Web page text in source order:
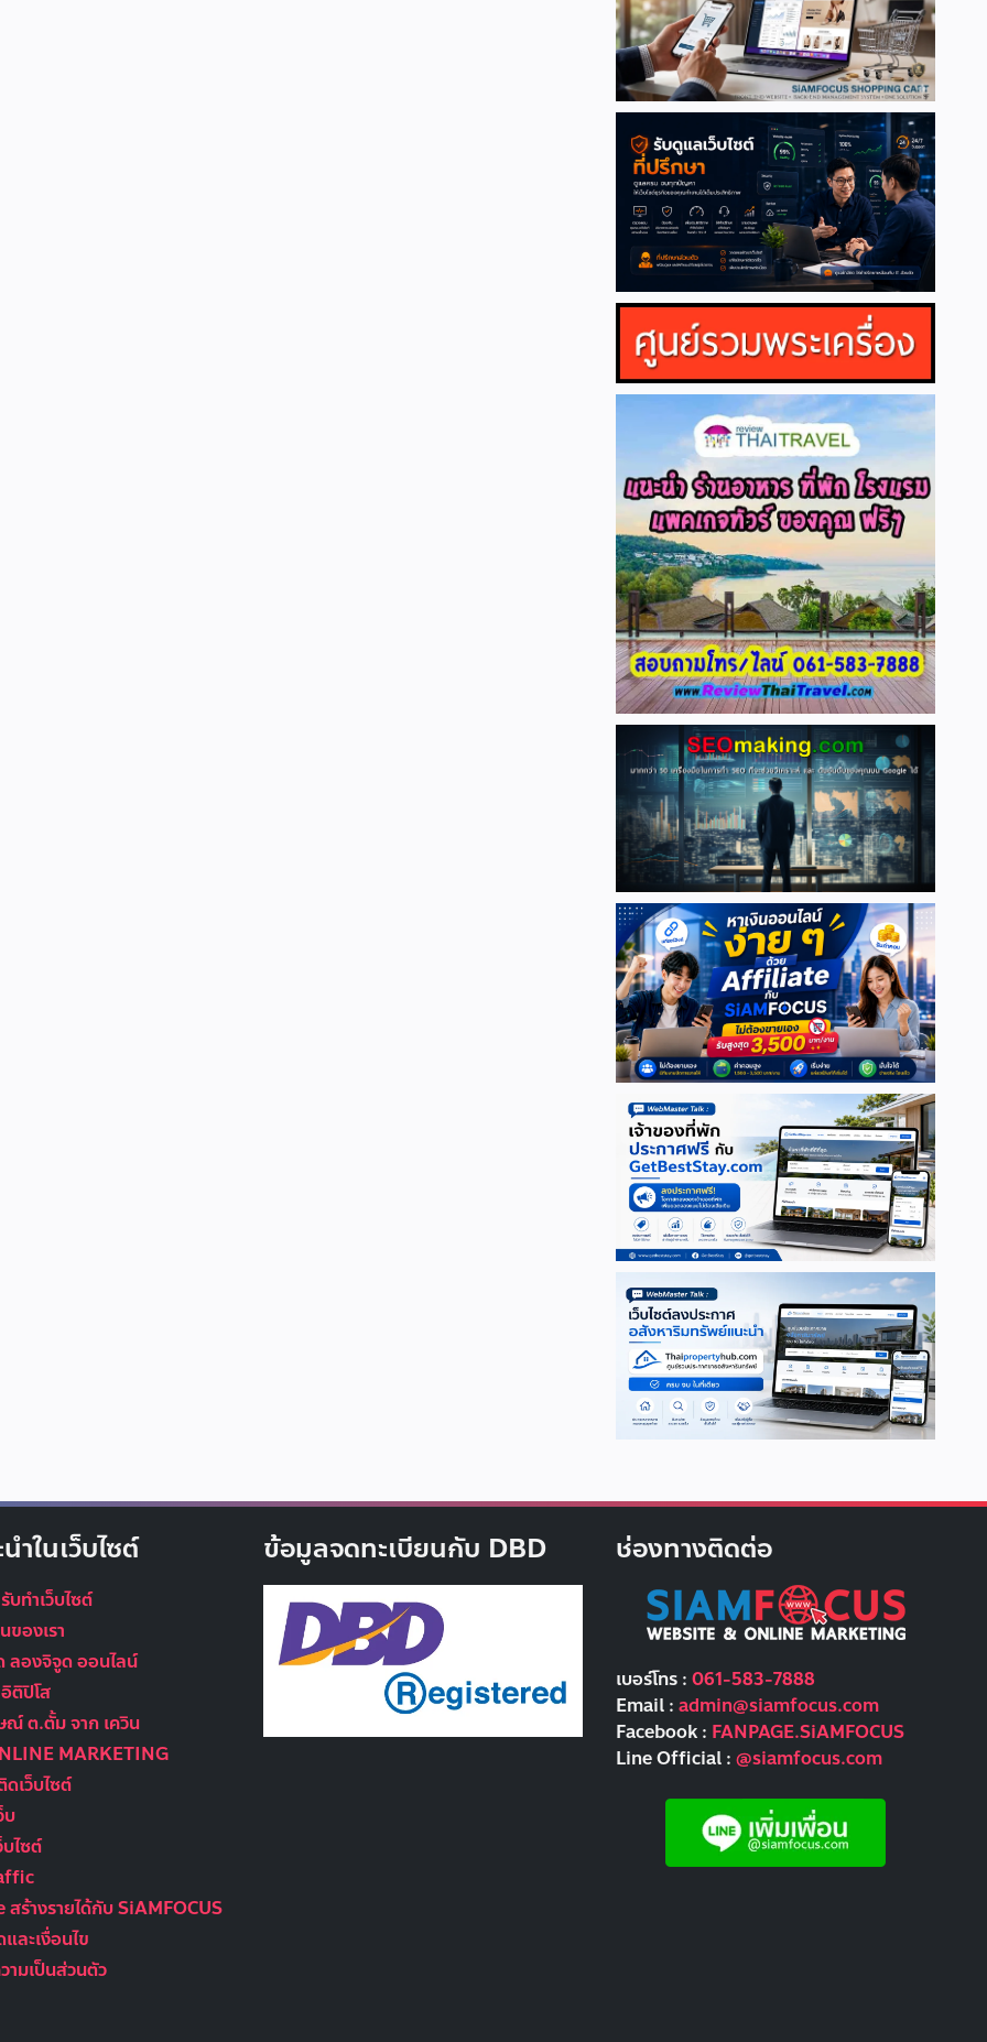
ำในเว็บไซต์
บทำเว็บไซต์
องเรา
ลองจิจูด ออนไลน์
ติปิโส
ต.ตั้ม จาก เควิน
MARKETING
เว็บไซต์
บ
ไซต์
ร้างรายได้กับ SiAMFOCUS
ละเงื่อนไข
ามเป็นส่วนตัว
ข้อมูลจดทะเบียนกับ DBD ช่องทางติดต่อ
เบอร์โทร : 061-583-7888
Email : admin@siamfocus.com
Facebook : FANPAGE.SiAMFOCUS
Line Official : @siamfocus.com